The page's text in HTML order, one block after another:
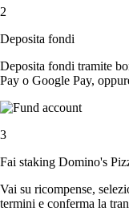
2
Deposita fondi
Deposita fondi tramite
Pay o Google Pay,
3
Fai staking Domino's
Vai su ricompense,
termini e conferma la